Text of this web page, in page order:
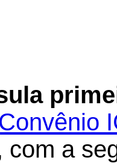
Convênio
com a